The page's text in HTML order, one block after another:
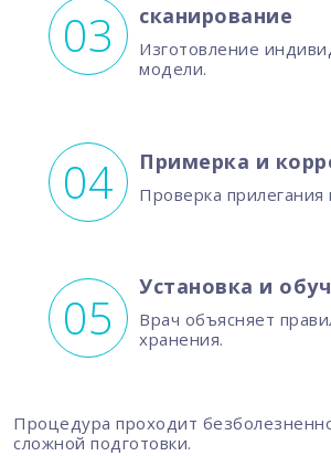
сканирование
Изготовление
модели.
Примерка и
Проверка прилегания
Установка и
Врач объясняет
хранения.
Процедура проходит
сложной подготовки.